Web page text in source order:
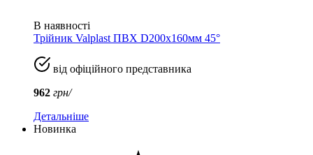
В наявності
Трійник Valplast ПВХ D200x160мм 45°
від офіційного представника
962 грн/
Детальніше
Новинка